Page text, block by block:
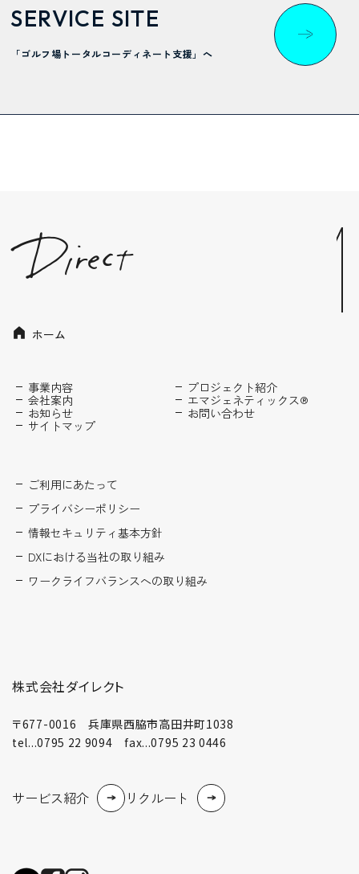
SERVICE SITE
「ゴルフ場トータルコーディネート支援」へ
株式会社ダイレクト
〒677-0016 兵庫県西脇市高田井町1038
tel...0795 22 9094 fax...0795 23 0446
サービス紹介 リクルート
ホーム
事業内容
プロジェクト紹介
会社案内
エマジェネティックス®
お知らせ
お問い合わせ
サイトマップ
ご利用にあたって
プライバシーポリシー
情報セキュリティ基本方針
DXにおける当社の取り組み
ワークライフバランスへの取り組み